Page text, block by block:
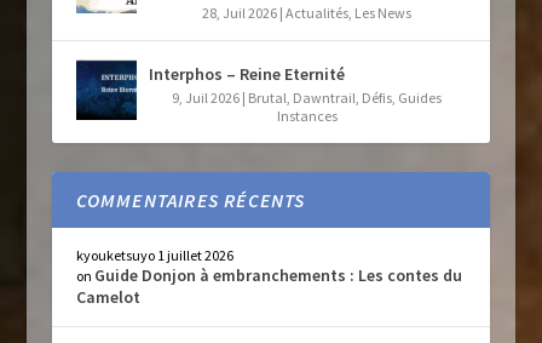
28, Juil 2026 |Actualités Les News
Interphos – Reine Eternité
9, Juil 2026 | Brutal Dawntrail Défis Guides
Instances
COMMENTAIRES RÉCENTS
kyouketsuyo 1 juillet 2026
on Guide Donjon à embranchements : Les contes du
Camelot